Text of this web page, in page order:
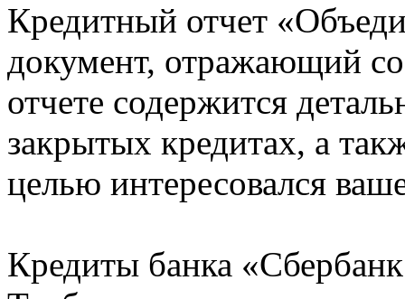
Кредитный отчет
документ, отражающий
отчете содержится
закрытых кредитах, а
целью интересовался
Кредиты банка